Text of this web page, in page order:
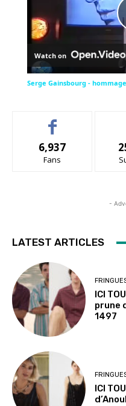
Watch on
Serge Gainsbourg -
6,937
Fans
-
LATEST ARTICLES
ICI
prune
1497
ICI